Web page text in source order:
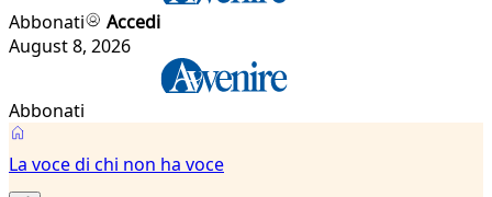
Abbonati
Accedi
August 8, 2026
Abbonati
La voce di chi non ha voce